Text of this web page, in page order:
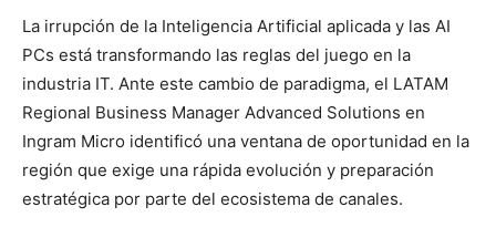
La irrupción de la Inteligencia Artificial aplicada y las AI
PCs está transformando las reglas del juego en la
industria IT. Ante este cambio de paradigma, el LATAM
Regional Business Manager Advanced Solutions en
Ingram Micro identificó una ventana de oportunidad en la
región que exige una rápida evolución y preparación
estratégica por parte del ecosistema de canales.